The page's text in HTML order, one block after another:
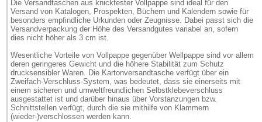
Die Versandtaschen aus knickfester Vollpappe sind ideal für den
Versand von Katalogen, Prospekten, Büchern und Kalendern sowie für
besonders empfindliche Urkunden oder Zeugnisse. Dabei passt sich die
Versandverpackung der Höhe des Versandgutes variabel an, sofern
dies nicht höher als 3 cm ist.
Wesentliche Vorteile von Vollpappe gegenüber Wellpappe sind vor allem
deren geringeres Gewicht und die höhere Stabilität zum Schutz
drucksensibler Waren. Die Kartonversandtasche verfügt über ein
Zweifach-Verschluss-System, was bedeutet, dass sie einerseits mit
einem sicheren und umweltfreundlichen Selbstklebeverschluss
ausgestattet ist und darüber hinaus über Vorstanzungen bzw.
Schnittstellen verfügt, durch die sie mithilfe von Klammern
(wieder-)verschlossen werden kann.